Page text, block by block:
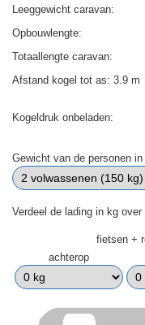
Leeggewicht caravan:
Opbouwlengte:
Totaallengte caravan:
Afstand kogel tot as: 3.9 m
Kogeldruk onbeladen:
Gewicht van de personen in
Verdeel de lading in kg
fietsen +
achterop